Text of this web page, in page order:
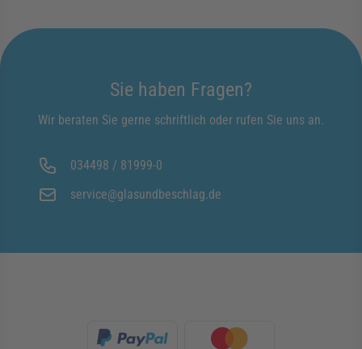
Sie haben Fragen?
Wir beraten Sie gerne schriftlich oder rufen Sie uns an.
034498 / 81999-0
service@glasundbeschlag.de